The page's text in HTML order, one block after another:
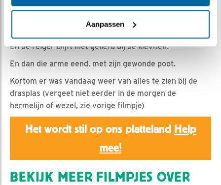
Aanpassen
Verder veel (kok)meeuwen en spreeuwen.
De boerenzwaluw scherend over het water.
En de reiger blijft niet geliefd bij de kieviten.
En dan die arme eend, met zijn gewonde poot.
Kortom er was vandaag weer van alles te zien bij de
drasplas (vergeet niet eerder in de morgen de
hermelijn of wezel, zie vorige filmpje)
Het wordt stil op ons platteland Help
mee!
BEKIJK MEER FILMPJES OVER